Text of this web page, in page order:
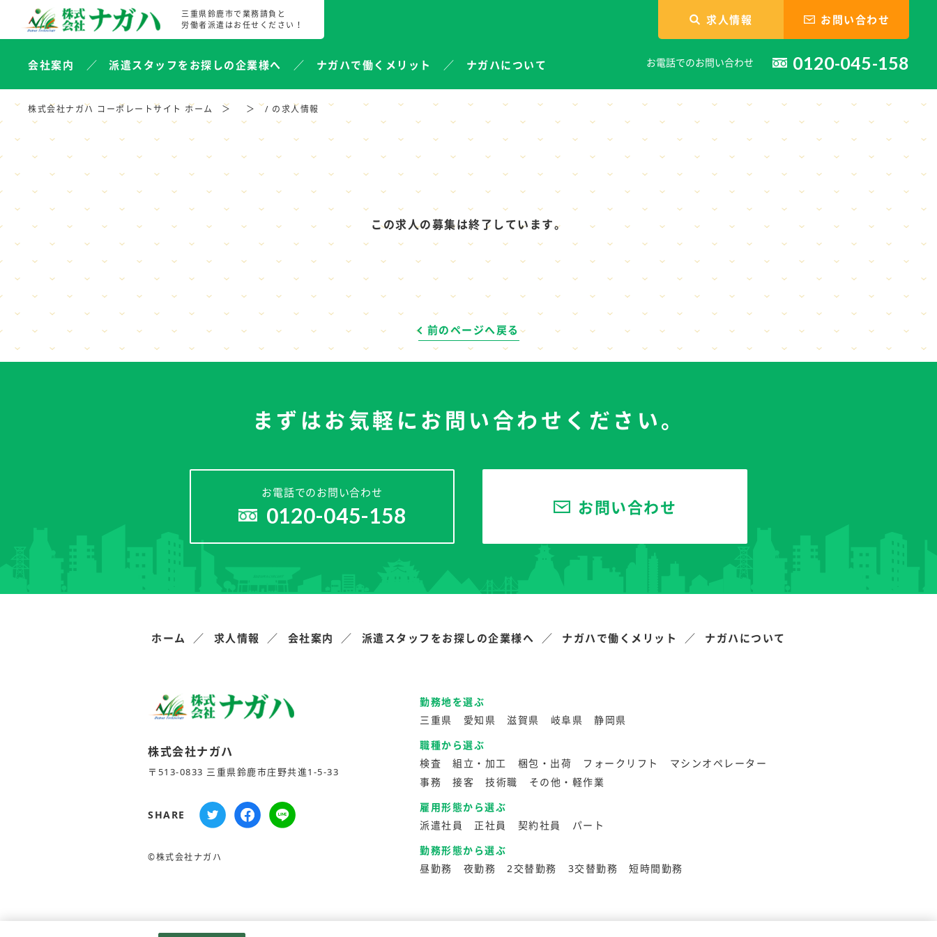
三重県鈴鹿市で業務請負と
労働者派遣はお任せください！
会社案内 派遣スタッフをお探しの企業様へ ナガハで働くメリット ナガハについて
求人情報 お問い合わせ
お電話でのお問い合わせ 0120-045-158
株式会社ナガハ コーポレートサイト ホーム / の求人情報
この求人の募集は終了しています。
前のページへ戻る
まずはお気軽にお問い合わせください。
お電話でのお問い合わせ
0120-045-158 お問い合わせ
ホーム 求人情報 会社案内 派遣スタッフをお探しの企業様へ ナガハで働くメリット ナガハについて
勤務地を選ぶ
三重県
愛知県 滋賀県 岐阜県
静岡県
職種から選ぶ
検査
組立・加工 梱包・出荷 フォークリフト
マシンオペレーター
事務
接客 技術職
その他・軽作業
雇用形態から選ぶ
派遣社員
正社員 契約社員
パート
勤務形態から選ぶ
昼勤務
夜勤務 2交替勤務 3交替勤務 短時間勤務
株式会社ナガハ
〒513-0833 三重県鈴鹿市庄野共進1-5-33
SHARE
©株式会社ナガハ